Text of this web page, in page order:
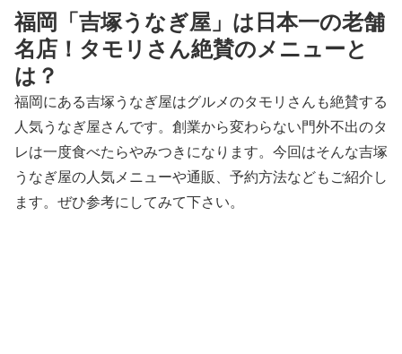
福岡「吉塚うなぎ屋」は日本一の老舗
名店！タモリさん絶賛のメニューと
は？
福岡にある吉塚うなぎ屋はグルメのタモリさんも絶賛する
人気うなぎ屋さんです。創業から変わらない門外不出のタ
レは一度食べたらやみつきになります。今回はそんな吉塚
うなぎ屋の人気メニューや通販、予約方法などもご紹介し
ます。ぜひ参考にしてみて下さい。